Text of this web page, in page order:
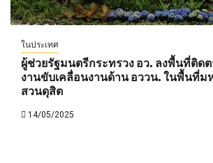
ในประเทศ
ผู้ช่วยรัฐมนตรีกระทรวง อว. ลงพื้นที่ติด
งานขับเคลื่อนงานด้าน อววน. ในพื้นที่ม
สวนดุสิต
14/05/2025